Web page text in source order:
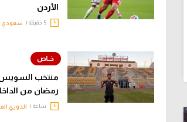
الأردن
5 دقيقة | سعودي
منتخب السويس
رمضان من
ساعة | الدوري